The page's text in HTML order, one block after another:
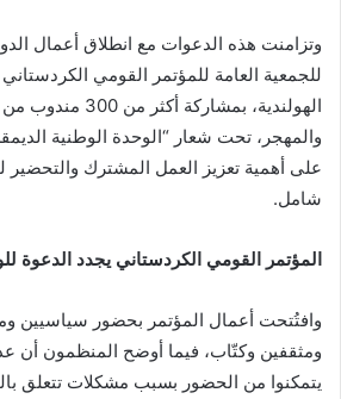
وتزامنت هذه الدعوات مع انطلاق أعمال
الهولندية،
والمهجر، تحت شعار “الوحدة الوطنية
على أهمية تعزيز العمل المشترك
شامل.
المؤتمر القومي الكردستاني يجدد الدعوة
وافتُتحت أعمال المؤتمر بحضور سياسيين
ومثقفين وكتّاب، فيما أوضح المنظمون أن
يتمكنوا من الحضور بسبب مشكلات تتعلق